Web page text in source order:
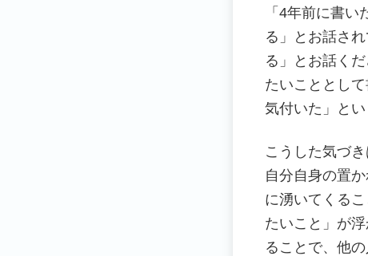
「4年前に書
る」とお話さ
る」とお話く
たいこととし
気付いた」とい
こうした気づ
自分自身の置
に湧いてくる
たいこと」が
ることで、他